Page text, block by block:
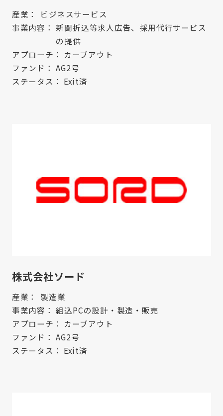
産業：
ビジネスサービス
事業内容： 新聞折込等求人広告、採用代行サービス
の提供
アプローチ： カーブアウト
ファンド： AG2号
ステータス： Exit済
株式会社ソード
産業：
製造業
事業内容： 組込PCの設計・製造・販売
アプローチ： カーブアウト
ファンド： AG2号
ステータス： Exit済